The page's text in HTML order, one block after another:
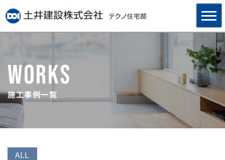
WORKS
施工事例一覧
ALL